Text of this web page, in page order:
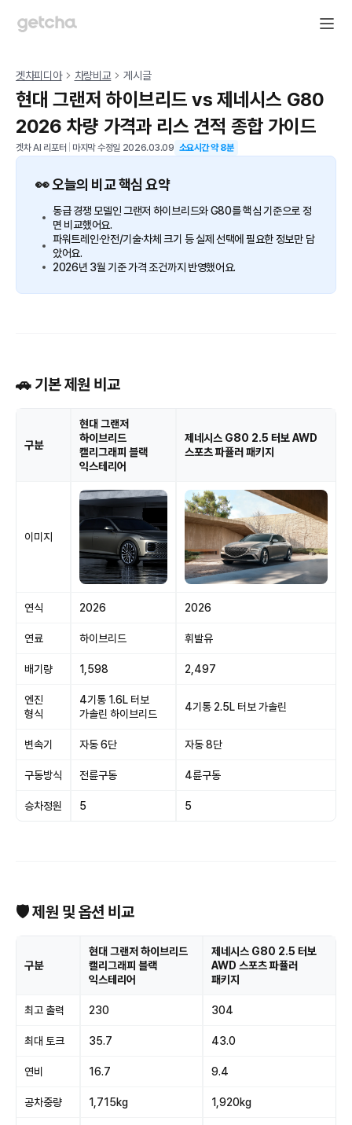
겟차피디아 차량비교 게시글
현대 그랜저 하이브리드 vs 제네시스 G80
2026 차량 가격과 리스 견적 종합 가이드
겟차 AI 리포터 마지막 수정일 2026.03.09 소요시간 약8분
👀 오늘의 비교 핵심 요약
동급 경쟁 모델인 그랜저 하이브리드와 G80를 핵심 기준으로 정
면 비교했어요.
파워트레인·안전/기술·차체 크기 등 실제 선택에 필요한 정보만 담
았어요.
2026년 3월 기준 가격 조건까지 반영했어요.
🚗 기본 제원 비교
구분
현대 그랜저
하이브리드
캘리그래피 블랙
익스테리어
제네시스 G80 2.5 터보 AWD
스포츠 파퓰러 패키지
이미지
연식 2026 2026
연료 하이브리드 휘발유
배기량 1,598 2,497
엔진
형식
4기통 1.6L 터보
가솔린 하이브리드
4기통 2.5L 터보 가솔린
변속기 자동 6단 자동 8단
구동방식 전륜구동 4륜구동
승차정원 5 5
🛡 제원 및 옵션 비교
구분
현대 그랜저 하이브리드
캘리그래피 블랙
익스테리어
제네시스 G80 2.5 터보
AWD 스포츠 파퓰러
패키지
최고 출력 230 304
최대 토크 35.7 43.0
연비 16.7 9.4
공차중량 1,715kg 1,920kg